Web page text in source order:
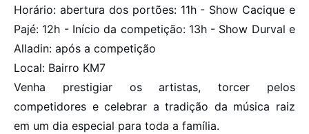
Horário: abertura dos portões: 11h - Show Cacique e
Pajé: 12h - Início da competição: 13h - Show Durval e
Alladin: após a competição
Local: Bairro KM7
Venha prestigiar os artistas, torcer pelos
competidores e celebrar a tradição da música raiz
em um dia especial para toda a família.